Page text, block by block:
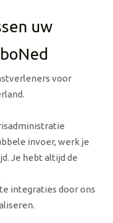
uw
voor
invoer, werk je
Je hebt altijd de
integraties door ons